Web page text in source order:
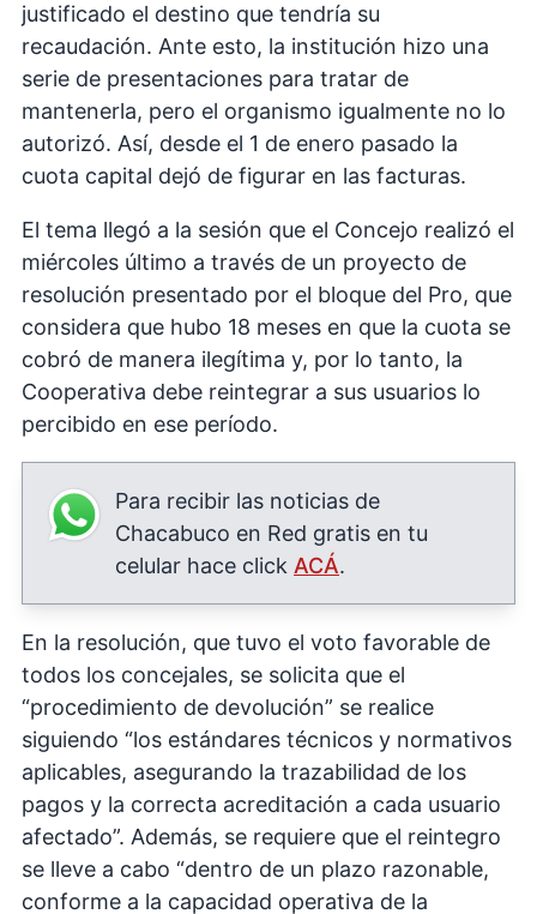
justificado el destino que tendría su
recaudación. Ante esto, la institución hizo una
serie de presentaciones para tratar de
mantenerla, pero el organismo igualmente no lo
autorizó. Así, desde el 1 de enero pasado la
cuota capital dejó de figurar en las facturas.
El tema llegó a la sesión que el Concejo realizó el
miércoles último a través de un proyecto de
resolución presentado por el bloque del Pro, que
considera que hubo 18 meses en que la cuota se
cobró de manera ilegítima y, por lo tanto, la
Cooperativa debe reintegrar a sus usuarios lo
percibido en ese período.
Para recibir las noticias de
Chacabuco en Red gratis en tu
celular hace click ACÁ.
En la resolución, que tuvo el voto favorable de
todos los concejales, se solicita que el
“procedimiento de devolución” se realice
siguiendo “los estándares técnicos y normativos
aplicables, asegurando la trazabilidad de los
pagos y la correcta acreditación a cada usuario
afectado”. Además, se requiere que el reintegro
se lleve a cabo “dentro de un plazo razonable,
conforme a la capacidad operativa de la